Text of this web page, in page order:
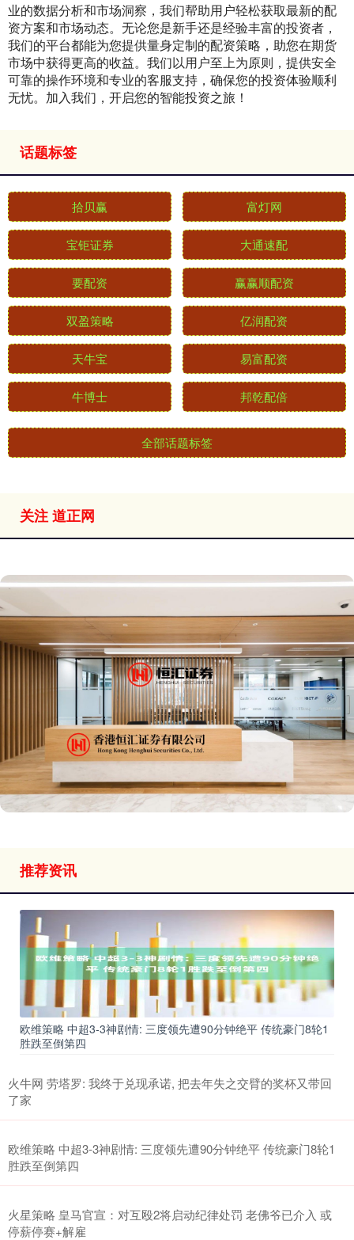
业的数据分析和市场洞察，我们帮助用户轻松获取最新的配
资方案和市场动态。无论您是新手还是经验丰富的投资者，
我们的平台都能为您提供量身定制的配资策略，助您在期货
市场中获得更高的收益。我们以用户至上为原则，提供安全
可靠的操作环境和专业的客服支持，确保您的投资体验顺利
无忧。加入我们，开启您的智能投资之旅！
话题标签
拾贝赢 富灯网
宝钜证券 大通速配
要配资 赢赢顺配资
双盈策略 亿润配资
天牛宝 易富配资
牛博士 邦乾配倍
全部话题标签
关注 道正网
推荐资讯
欧维策略 中超3-3神剧情: 三度领先遭90分钟绝平 传统豪门8轮1
胜跌至倒第四
火牛网 劳塔罗: 我终于兑现承诺, 把去年失之交臂的奖杯又带回
了家
欧维策略 中超3-3神剧情: 三度领先遭90分钟绝平 传统豪门8轮1
胜跌至倒第四
火星策略 皇马官宣：对互殴2将启动纪律处罚 老佛爷已介入 或
停薪停赛+解雇